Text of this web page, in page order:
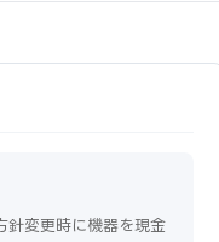
針変更時に機器を現金